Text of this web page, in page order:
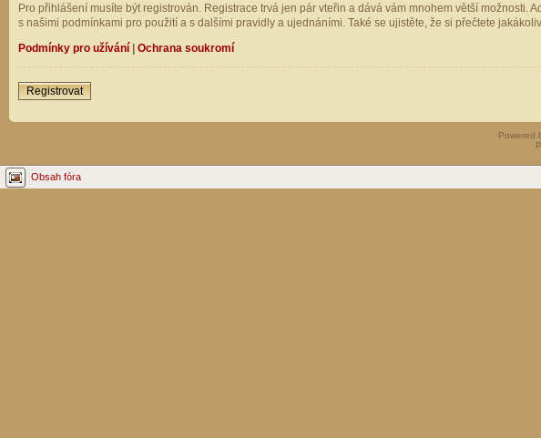
Pro přihlášení musíte být registrován. Registrace trvá jen pár vteřin a dává vám mnohem větší
s našimi podmínkami pro použití a s dalšími pravidly a ujednáními. Také se ujistěte, že si přečtete
Podmínky pro užívání | Ochrana soukromí
Registrovat
Powered
Obsah fóra